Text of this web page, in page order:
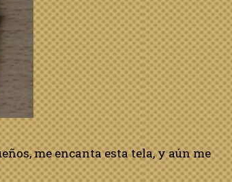
me encanta esta tela, y aún me